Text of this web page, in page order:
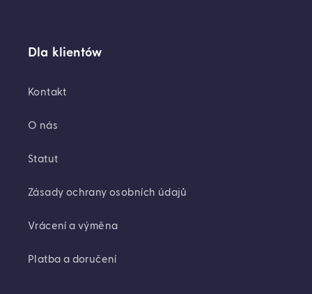
Dla klientów
Kontakt
O nás
Statut
Zásady ochrany osobních údajů
Vrácení a výměna
Platba a doručení